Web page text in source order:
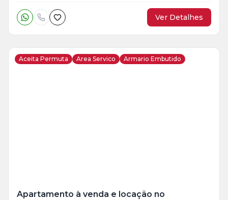
Ver Detalhes
Aceita Permuta Area Servico Armario Embutido
Apartamento à venda e locação no